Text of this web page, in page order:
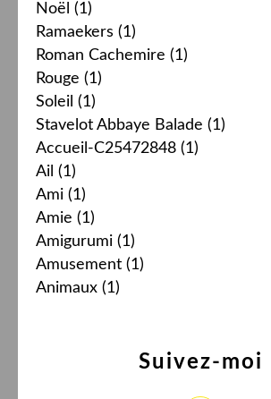
Noël (1)
Ramaekers (1)
Roman Cachemire (1)
Rouge (1)
Soleil (1)
Stavelot Abbaye Balade (1)
Accueil-C25472848 (1)
Ail (1)
Ami (1)
Amie (1)
Amigurumi (1)
Amusement (1)
Animaux (1)
Suivez-moi